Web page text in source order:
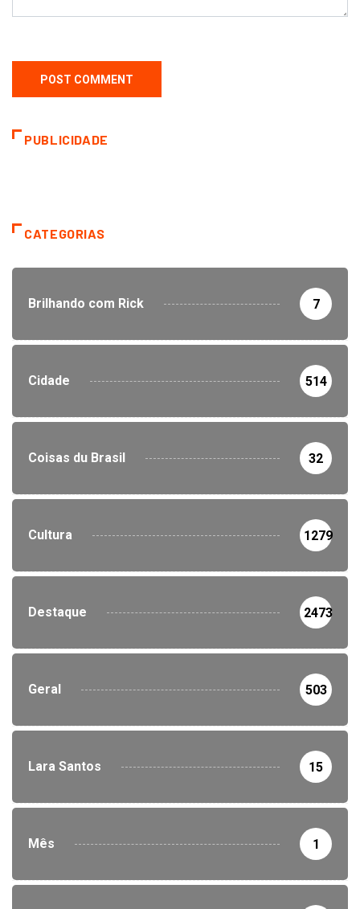
PUBLICIDADE
CATEGORIAS
Brilhando com Rick 7
Cidade 514
Coisas du Brasil 32
Cultura 1279
Destaque 2473
Geral 503
Lara Santos 15
Mês 1